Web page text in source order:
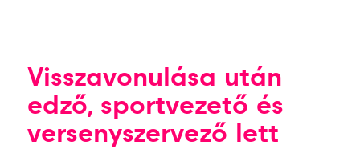
Visszavonulása után
edző, sportvezető és
versenyszervező lett